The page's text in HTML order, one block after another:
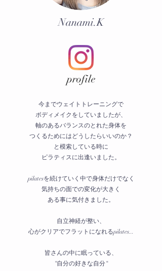
Nanami.K
​profile
今までウェイトトレーニングで
ボディメイクをしていましたが、
軸のあるバランスのとれた身体を
つくるためにはどうしたらいいのか？
と模索している時に
ピラティスに出逢いました。
pilatesを続けていく中で身体だけでなく
気持ちの面での変化が大きく
ある事に気付きました。
自立神経が整い、
心がクリアでフラットになれるpilates...
皆さんの中に眠っている、
“自分の好きな自分“